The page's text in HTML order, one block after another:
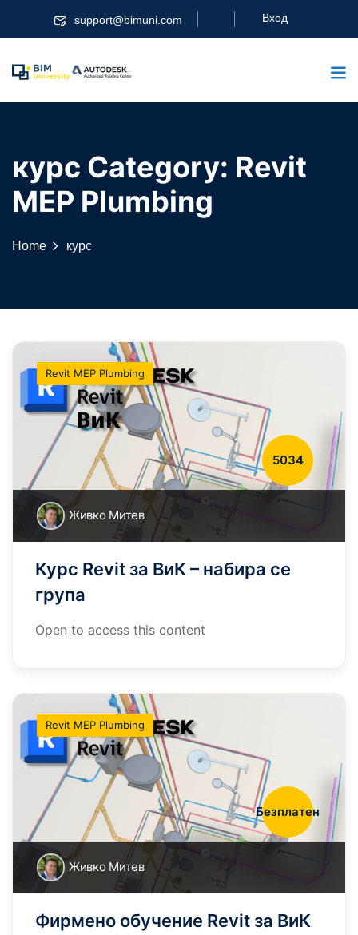
support@bimuni.com Вход
курс Category: Revit
MEP Plumbing
Home курс
Revit MEP Plumbing
5034
Живко Митев
Курс Revit за ВиК – набира се
група
Open to access this content
Revit MEP Plumbing
Безплатен
Живко Митев
Фирмено обучение Revit за ВиК